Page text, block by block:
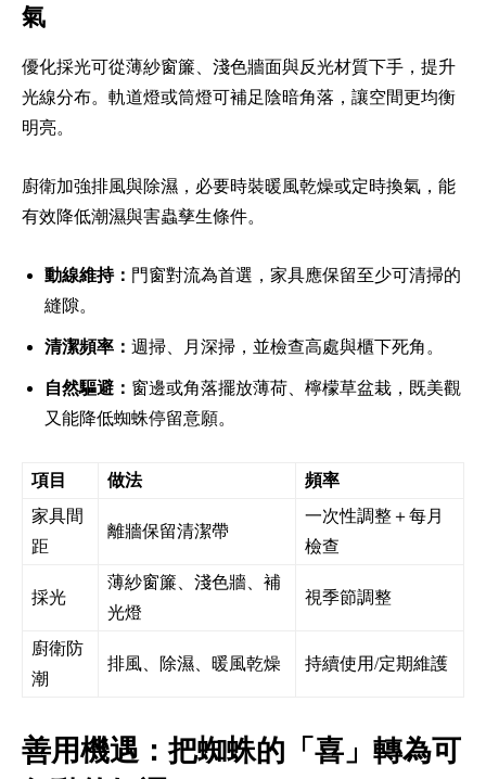
氣
優化採光可從薄紗窗簾、淺色牆面與反光材質下手，提升
光線分布。軌道燈或筒燈可補足陰暗角落，讓空間更均衡
明亮。
廚衛加強排風與除濕，必要時裝暖風乾燥或定時換氣，能
有效降低潮濕與害蟲孳生條件。
動線維持： 門窗對流為首選，家具應保留至少可清掃的
縫隙。
清潔頻率： 週掃、月深掃，並檢查高處與櫃下死角。
自然驅避： 窗邊或角落擺放薄荷、檸檬草盆栽，既美觀
又能降低蜘蛛停留意願。
項目 做法
頻率
家具間
距
離牆保留清潔帶
一次性調整＋每月
檢查
採光
薄紗窗簾、淺色牆、補
光燈
視季節調整
廚衛防
潮
排風、除濕、暖風乾燥 持續使用/定期維護
善用機遇：把蜘蛛的「喜」轉為可